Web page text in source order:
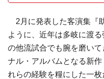
2月に発表した客演集『
ように、近年は多岐に渡
の他流試合でも腕を磨い
ナル・アルバムとなる新
れらの経験を糧にした一